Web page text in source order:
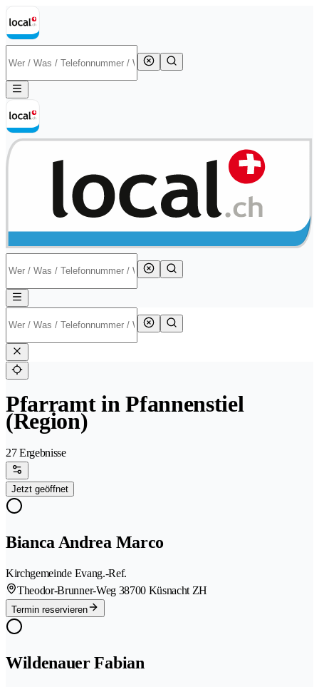
Pfarramt in Pfannenstiel
(Region)
27 Ergebnisse
Jetzt geöffnet
Bianca Andrea Marco
Kirchgemeinde Evang.-Ref.
Theodor-Brunner-Weg 38700 Küsnacht ZH
Termin reservieren
Wildenauer Fabian